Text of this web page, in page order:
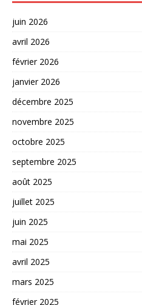
juin 2026
avril 2026
février 2026
janvier 2026
décembre 2025
novembre 2025
octobre 2025
septembre 2025
août 2025
juillet 2025
juin 2025
mai 2025
avril 2025
mars 2025
février 2025